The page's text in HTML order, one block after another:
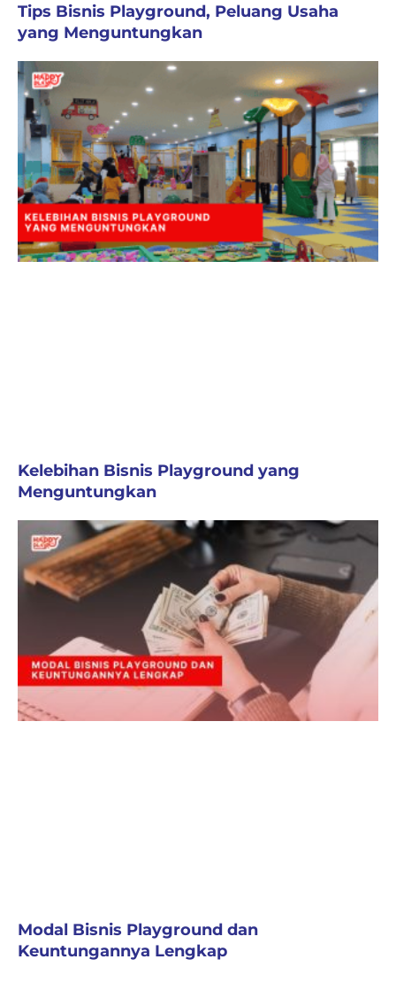
Tips Bisnis Playground, Peluang Usaha
yang Menguntungkan
Kelebihan Bisnis Playground yang
Menguntungkan
Modal Bisnis Playground dan
Keuntungannya Lengkap